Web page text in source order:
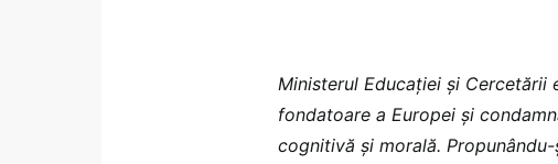
Ministerul Educației și Cercetării
fondatoare a Europei și
cognitivă și morală.